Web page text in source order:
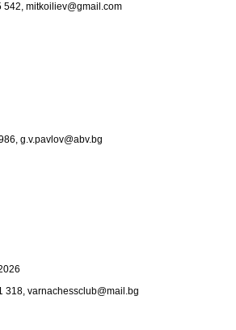
542, mitkoiliev@gmail.com
g.v.pavlov@abv.bg
318, varnachessclub@mail.bg